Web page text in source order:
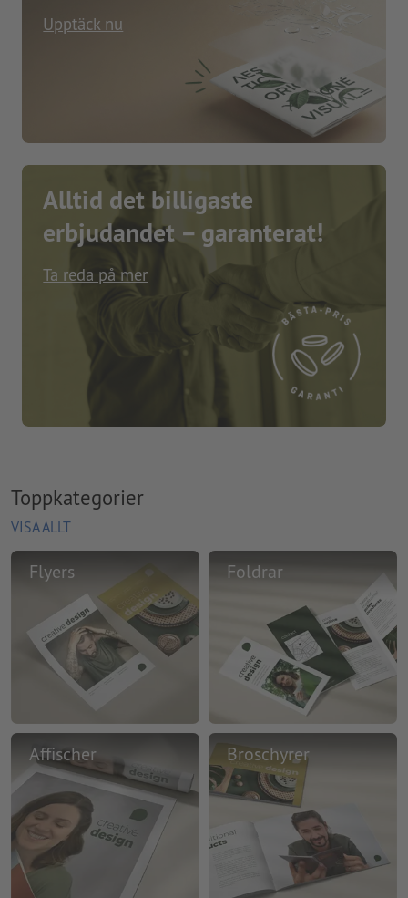
Upptäck nu
Alltid det billigaste
erbjudandet – garanterat!
Ta reda på mer
Toppkategorier
VISA ALLT
Flyers Foldrar
Affischer Broschyrer